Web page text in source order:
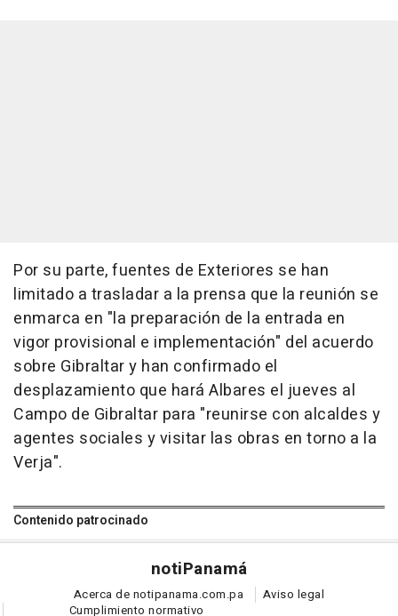
Por su parte, fuentes de Exteriores se han
limitado a trasladar a la prensa que la reunión se
enmarca en "la preparación de la entrada en
vigor provisional e implementación" del acuerdo
sobre Gibraltar y han confirmado el
desplazamiento que hará Albares el jueves al
Campo de Gibraltar para "reunirse con alcaldes y
agentes sociales y visitar las obras en torno a la
Verja".
Contenido patrocinado
notiPanamá
Acerca de notipanama.com.pa
Aviso legal
Cumplimiento normativo